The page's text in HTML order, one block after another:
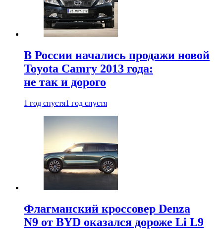
В России начались продажи новой
Toyota Camry 2013 года:
не так и дорого
1 год спустя1 год спустя
Флагманский кроссовер Denza
N9 от BYD оказался дороже Li L9